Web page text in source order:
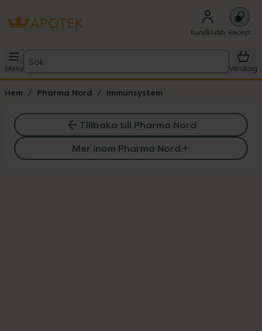
Kundklubb Recept
Meny
Sök
Varukorg
Hem Pharma Nord Immunsystem
Tillbaka till Pharma Nord
Mer inom Pharma Nord